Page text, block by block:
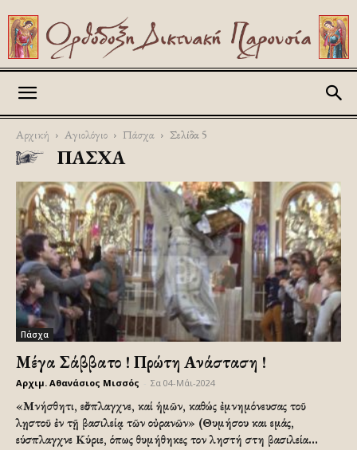
Αρχική Αγιολόγιο Πάσχα Σελίδα 5
ΠΆΣΧΑ
Πάσχα
Μέγα Σάββατο ! Πρώτη Ανάσταση !
Αρχιμ. Αθανάσιος Μισσός Σα 04-Μάι-2024
«Μνήσθητι, εὔσπλαγχνε, καί ἡμῶν, καθώς ἐμνημόνευσας τοῦ
λῃστοῦ ἐν τῇ βασιλείᾳ τῶν οὐρανῶν» (Θυμήσου και εμάς,
εύσπλαγχνε Κύριε, όπως θυμήθηκες τον ληστή στη βασιλεία...